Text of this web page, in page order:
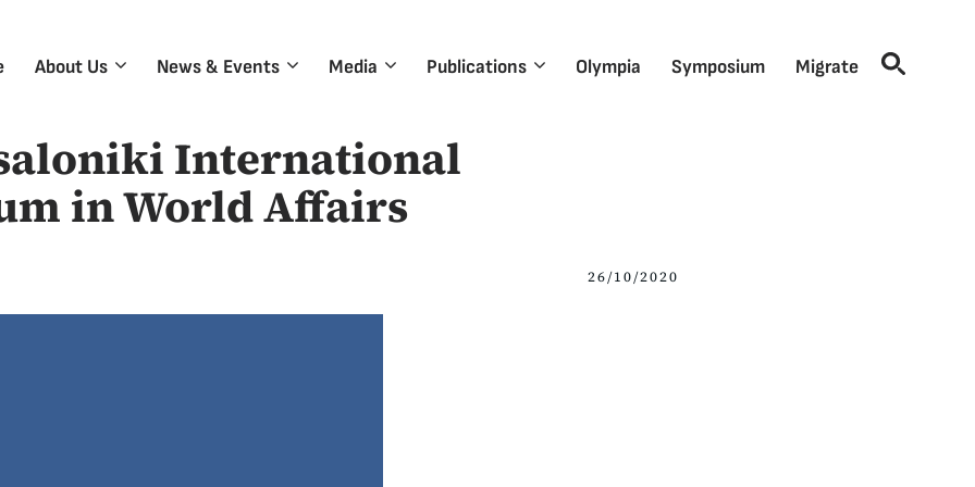
About Us News & Events Media Publications Olympia Symposium Migrate
International
in World Affairs
26/10/2020